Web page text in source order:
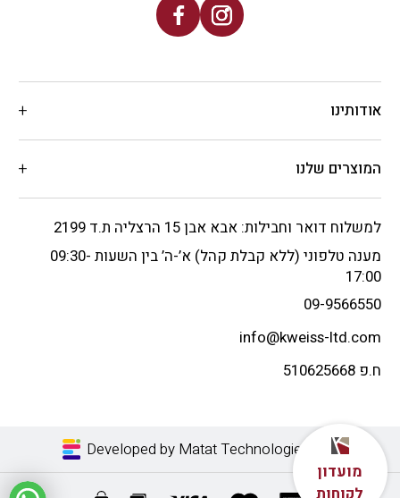
אודותינו
המוצרים שלנו
למשלוח דואר וחבילות: אבא אבן 15 הרצליה ת.ד 2199
מענה טלפוני (ללא קבלת קהל) א’-ה’ בין השעות 09:30-
17:00
09-9566550
info@kweiss-ltd.com
ח.פ 510625668
Developed by Matat Technologies LTD
מועדון